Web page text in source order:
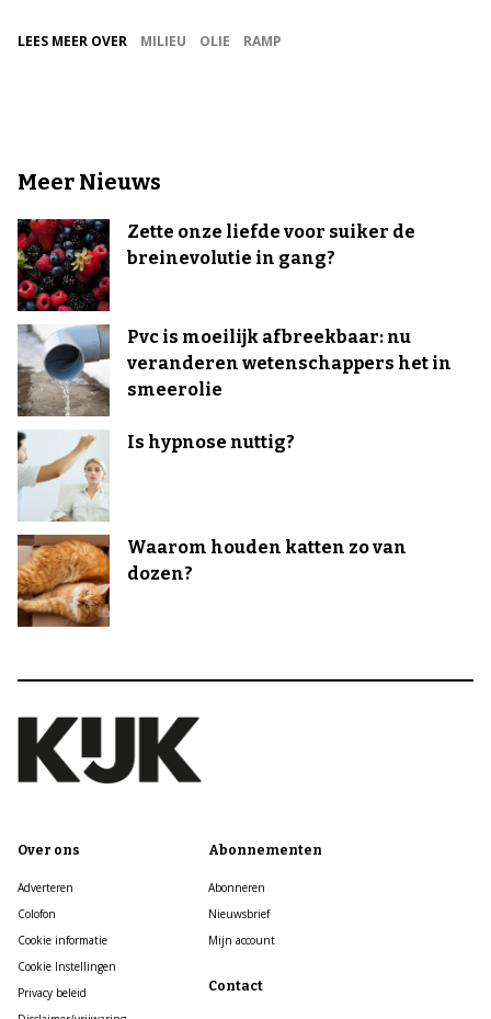
LEES MEER OVER MILIEU OLIE RAMP
Meer Nieuws
Zette onze liefde voor suiker de
breinevolutie in gang?
Pvc is moeilijk afbreekbaar: nu
veranderen wetenschappers het in
smeerolie
Is hypnose nuttig?
Waarom houden katten zo van
dozen?
Over ons
Adverteren
Colofon
Cookie informatie
Cookie Instellingen
Privacy beleid
Abonnementen
Abonneren
Nieuwsbrief
Mijn account
Contact